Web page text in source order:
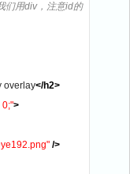
们用div，注意id的
overlay</h2>
0;">
/>